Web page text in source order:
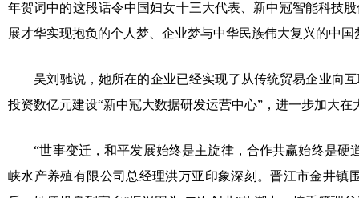
年贺词中的这段话令中国妇女十三大代表、新中冠智能科技
展才华实现抱负的个人梦、企业梦与中华民族伟大复兴的中国
吴刘驰说，她所在的企业已经实现了从传统贸易企业向互
投资数亿元建设“新中冠大数据研发运营中心”，进一步加大
“世事变迁，和平发展始终是主旋律，合作共赢始终是硬
峡水产养殖有限公司总经理洪万亚印象深刻。晋江市金井